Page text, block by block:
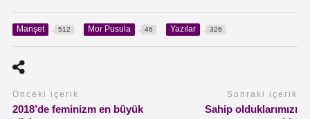
Manşet 512 Mor Pusula 46 Yazılar 326
Önceki içerik
2018’de feminizm en büyük
Sonraki içerik
Sahip olduklarımızı